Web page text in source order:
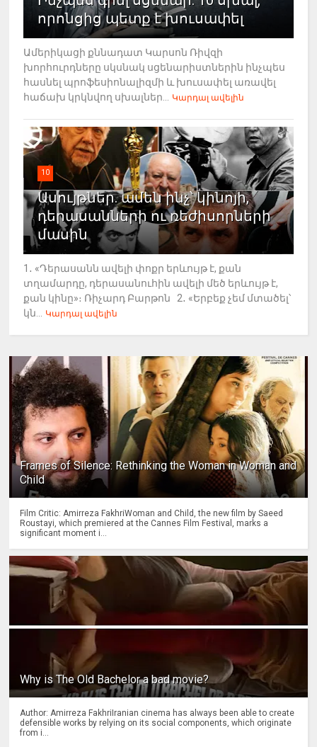
որոնցից պետք է խուսափել
Ամերիկացի քննադատ Կարսոն Ռիվզի
խորհուրդները սկսնակ սցենարիստներին ինչպես
հասնել պրոֆեսիոնալիզմի և խուսափել առավել
հաճախ կրկնվող սխալներ...
Կարդալ ավելին
10
Ասույթներ. ամեն ինչ՝ կինոյի,
դերասանների ու ռեժիսորների
մասին
1․ «Դերասանն ավելի փոքր երևույթ է, քան
տղամարդը, դերասանուհին ավելի մեծ երևույթ է,
քան կինը»։ Ռիչարդ Բարթոն 2․ «Երբեք չեմ մտածել՝
կն...
Կարդալ ավելին
Frames of Silence: Rethinking the Woman in Woman and
Child
Film Critic: Amirreza FakhriWoman and Child, the new film by Saeed
Roustayi, which premiered at the Cannes Film Festival, marks a
significant moment i...
Why is The Old Bachelor a bad movie?
Author: Amirreza FakhriIranian cinema has always been able to create
defensible works by relying on its social components, which originate
from i...